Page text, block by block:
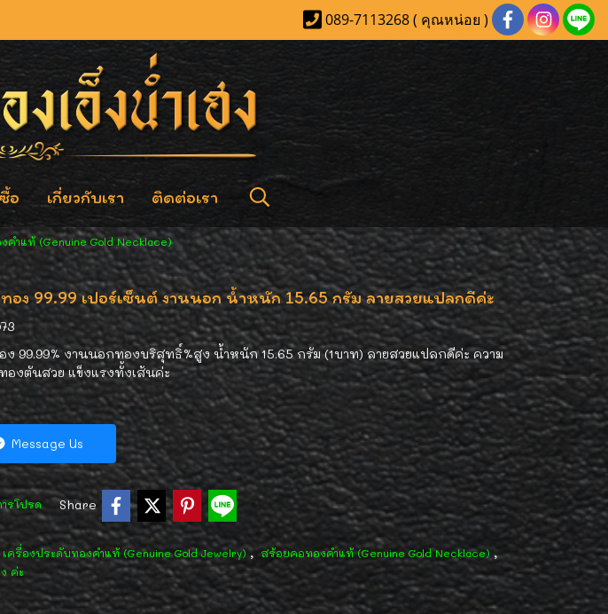
089-7113268 ( คุณหน่อย )
อ เกี่ยวกับเรา ติดต่อเรา
คำแท้ (Genuine Gold Necklace)
อง 99.99 เปอร์เซ็นต์ งานนอก น้ำหนัก 15.65 กรัม ลายสวยแปลกดีค่ะ
ง 99.99% งานนอกทองบริสุทธิ์%สูง น้ำหนัก 15.65 กรัม (1บาท) ลายสวยแปลกดีค่ะ ความ
ทองตันสวย แข็งแรงทั้งเส้นค่ะ
Message Us
รโปรด Share
เครื่องประดับทองคำแท้ (Genuine Gold Jewelry), สร้อยคอทองคำแท้ (Genuine Gold Necklace) ,
ค่ะ